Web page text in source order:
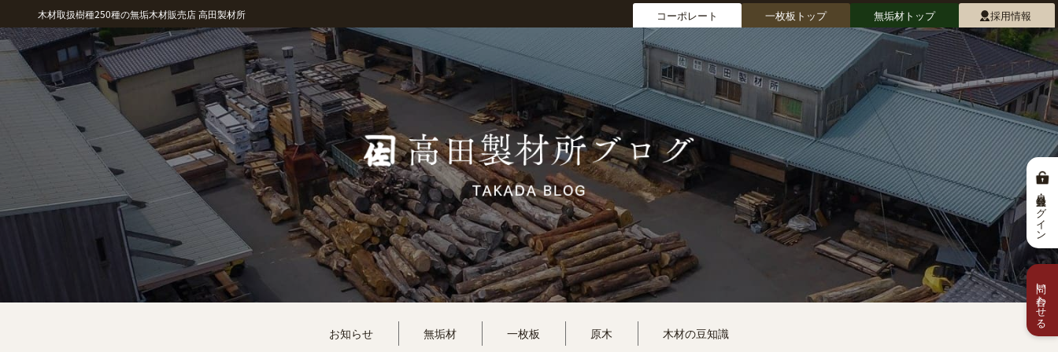
木材取扱樹種250種の無垢木材販売店 高田製材所 コーポレート 一枚板トップ 無垢材トップ 採用情報
会員登録・ログイン
問い合わせる
お知らせ 無垢材 一枚板 原木 木材の豆知識